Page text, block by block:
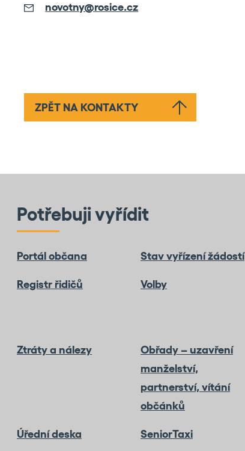
novotny@rosice.cz
ZPĚT NA KONTAKTY
Potřebuji vyřídit
Portál občana Stav vyřízení žádostí
Registr řidičů Volby
Ztráty a nálezy
Obřady – uzavření
manželství,
partnerství, vítání
občánků
Úřední deska SeniorTaxi